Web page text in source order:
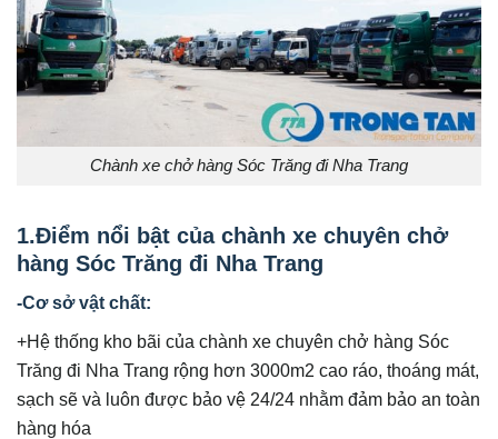
Chành xe chở hàng Sóc Trăng đi Nha Trang
1.Điểm nổi bật của chành xe chuyên chở
hàng Sóc Trăng đi Nha Trang
-Cơ sở vật chất:
+Hệ thống kho bãi của chành xe chuyên chở hàng Sóc
Trăng đi Nha Trang rộng hơn 3000m2 cao ráo, thoáng mát,
sạch sẽ và luôn được bảo vệ 24/24 nhằm đảm bảo an toàn
hàng hóa